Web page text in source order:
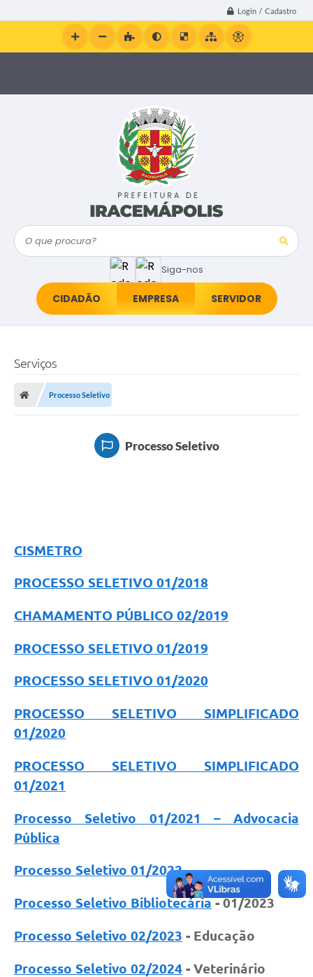
Login / Cadastro
Siga-nos
O que procura?
CIDADÃO EMPRESA SERVIDOR
Serviços
Processo Seletivo
Processo Seletivo
CISMETRO
PROCESSO SELETIVO 01/2018
CHAMAMENTO PÚBLICO 02/2019
PROCESSO SELETIVO 01/2019
PROCESSO SELETIVO 01/2020
PROCESSO SELETIVO SIMPLIFICADO
01/2020
PROCESSO SELETIVO SIMPLIFICADO
01/2021
Processo Seletivo 01/2021 – Advocacia
Pública
Processo Seletivo 01/2022
Processo Seletivo Bibliotecária - 01/2023
Processo Seletivo 02/2023 - Educação
Processo Seletivo 02/2024 - Veterinário